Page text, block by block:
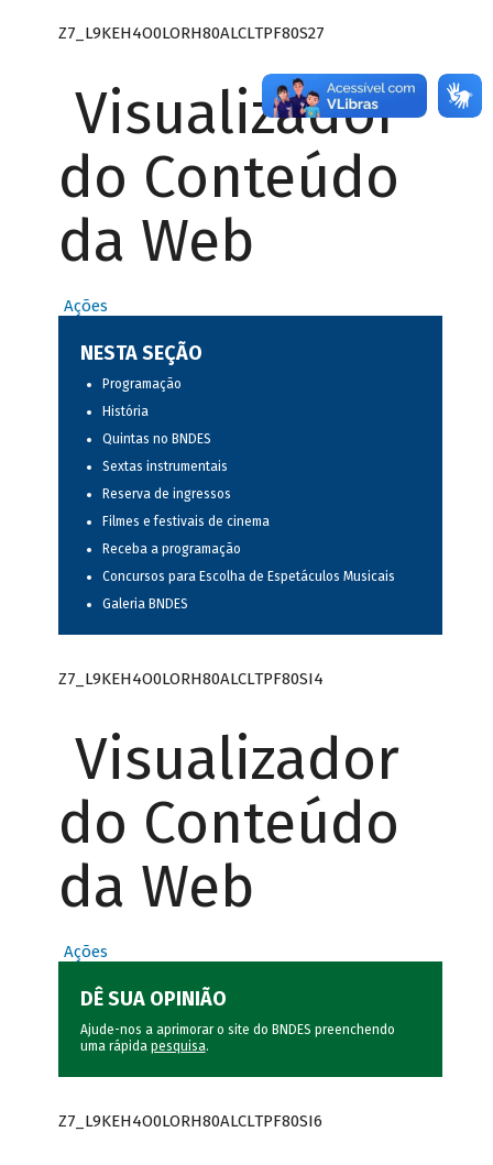
Z7_L9KEH4O0LORH80ALCLTPF80S27
Visualizador
do Conteúdo
da Web
Ações
NESTA SEÇÃO
Programação
História
Quintas no BNDES
Sextas instrumentais
Reserva de ingressos
Filmes e festivais de cinema
Receba a programação
Concursos para Escolha de Espetáculos Musicais
Galeria BNDES
Z7_L9KEH4O0LORH80ALCLTPF80SI4
Visualizador
do Conteúdo
da Web
Ações
DÊ SUA OPINIÃO
Ajude-nos a aprimorar o site do BNDES preenchendo
uma rápida pesquisa.
Z7_L9KEH4O0LORH80ALCLTPF80SI6